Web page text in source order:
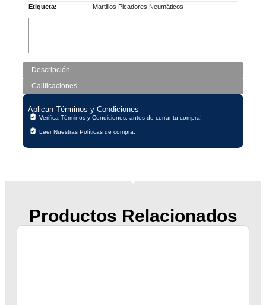
Descripción
Calificaciones
Etiqueta:
Martillos Picadores Neumáticos
Aplican Términos y Condiciones
Verifica Términos y Condiciones, antes de cerrar tu compra!
Leer Nuestras Políticas de compra.
Productos Relacionados